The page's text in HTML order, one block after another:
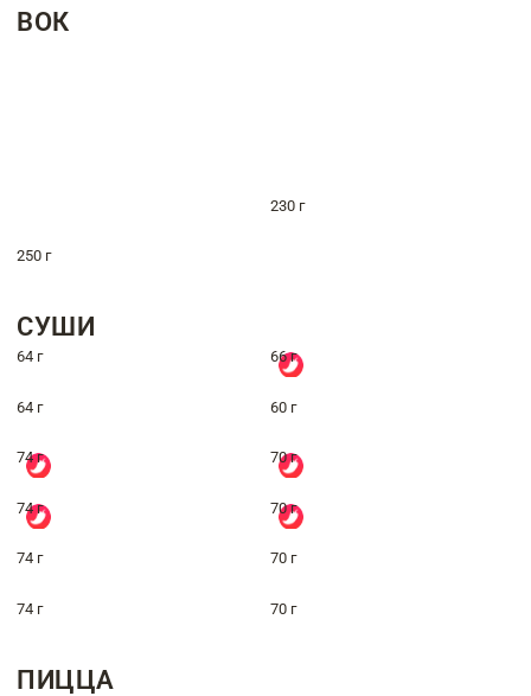
ВОК
230 г
250 г
СУШИ
64 г 66 г
64 г 60 г
74 г 70 г
74 г 70 г
74 г 70 г
74 г 70 г
ПИЦЦА